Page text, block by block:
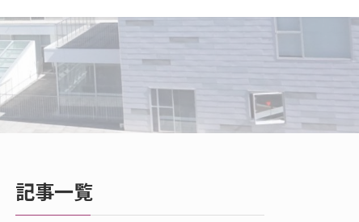
記事一覧